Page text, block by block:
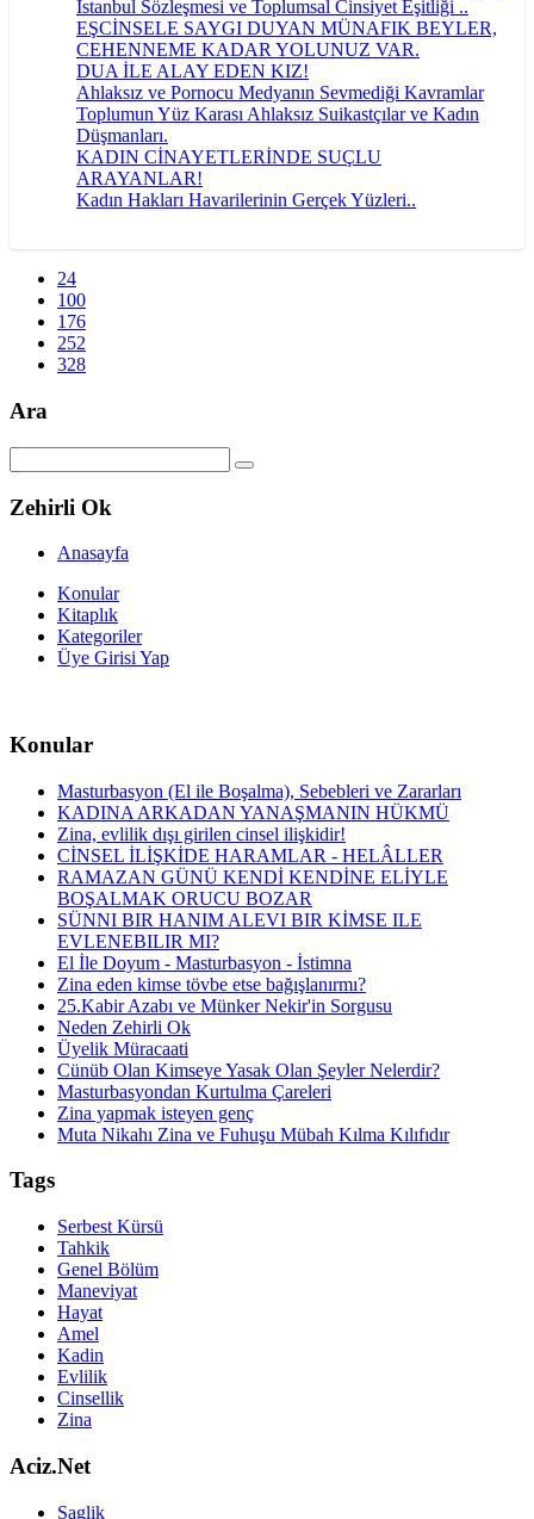
İstanbul Sözleşmesi ve Toplumsal Cinsiyet Eşitliği ..
EŞCİNSELE SAYGI DUYAN MÜNAFIK BEYLER,
CEHENNEME KADAR YOLUNUZ VAR.
DUA İLE ALAY EDEN KIZ!
Ahlaksız ve Pornocu Medyanın Sevmediği Kavramlar
Toplumun Yüz Karası Ahlaksız Suikastçılar ve Kadın
Düşmanları.
KADIN CİNAYETLERİNDE SUÇLU
ARAYANLAR!
Kadın Hakları Havarilerinin Gerçek Yüzleri..
24
100
176
252
328
Ara
Zehirli Ok
Anasayfa
Konular
Kitaplık
Kategoriler
Üye Girisi Yap
Konular
Masturbasyon (El ile Boşalma), Sebebleri ve Zararları
KADINA ARKADAN YANAŞMANIN HÜKMÜ
Zina, evlilik dışı girilen cinsel ilişkidir!
CİNSEL İLİŞKİDE HARAMLAR - HELÂLLER
RAMAZAN GÜNÜ KENDİ KENDİNE ELİYLE
BOŞALMAK ORUCU BOZAR
SÜNNI BIR HANIM ALEVI BIR KİMSE ILE
EVLENEBILIR MI?
El İle Doyum - Masturbasyon - İstimna
Zina eden kimse tövbe etse bağışlanırmı?
25.Kabir Azabı ve Münker Nekir'in Sorgusu
Neden Zehirli Ok
Üyelik Müracaati
Cünüb Olan Kimseye Yasak Olan Şeyler Nelerdir?
Masturbasyondan Kurtulma Çareleri
Zina yapmak isteyen genç
Muta Nikahı Zina ve Fuhuşu Mübah Kılma Kılıfıdır
Tags
Serbest Kürsü
Tahkik
Genel Bölüm
Maneviyat
Hayat
Amel
Kadin
Evlilik
Cinsellik
Zina
Aciz.Net
Saglik